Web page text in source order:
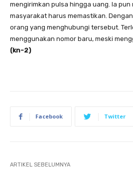
mengirimkan pulsa hingga uang. Ia pun
masyarakat harus memastikan.
orang yang menghubungi tersebut.
menggunakan nomor baru, meski
(kn-2)
Facebook Twitter
ARTIKEL SEBELUMNYA